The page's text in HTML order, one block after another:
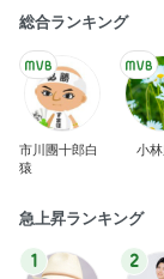
総合ランキング
市川團十郎白
猿
小
急上昇ランキング
1 2